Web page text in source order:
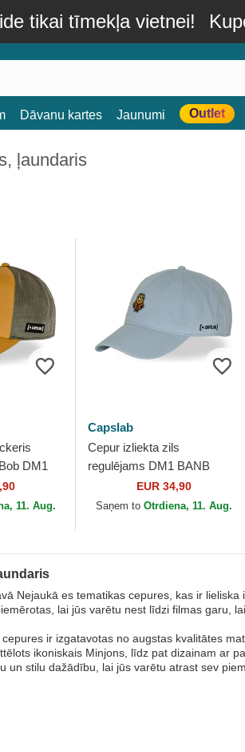
tikai tīmekļa vietnei!
Dāvanu kartes Jaunumi Outlet
ļaundaris
DM1
ļaundaris
11. Aug.
Capslab
Cepur izliekta zils
regulējams DM1 BANB
Minions Es, ļaundaris no
Capslab
EUR 34,90
Saņem to Otrdiena, 11. Aug.
Nejaukā es tematikas cepures, kas ir
lai jūs varētu nest līdzi filmas garu,
ir izgatavotas no augstas kvalitātes
ikoniskais Minjons, līdz pat dizainam ar
un stilu dažādību, lai jūs varētu atrast sev